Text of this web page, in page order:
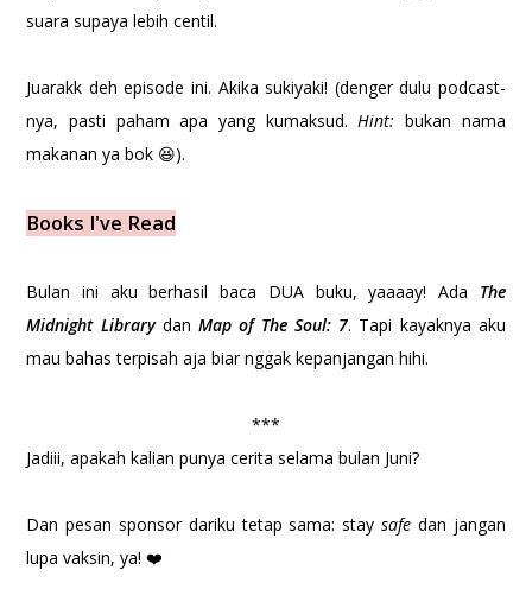
suara supaya lebih centil.
Juarakk deh episode ini. Akika sukiyaki! (denger dulu podcast-
nya, pasti paham apa yang kumaksud. Hint: bukan nama
makanan ya bok 😆).
Books I've Read
Bulan ini aku berhasil baca DUA buku, yaaaay! Ada The
Midnight Librarydan Map of The Soul: 7. Tapi kayaknya aku
mau bahas terpisah aja biar nggak kepanjangan hihi.
***
Jadiii, apakah kalian punya cerita selama bulan Juni?
Dan pesan sponsor dariku tetap sama: stay safe dan jangan
lupa vaksin, ya! ❤️